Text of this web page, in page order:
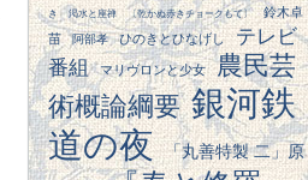
き 渇水と座禅 〔乾かぬ赤きチョークもて〕
鈴木卓
苗
阿部孝 ひのきとひなげし
テレビ
番組
マリヴロンと少女
農民芸
術概論綱要 銀河鉄
道の夜
「丸善特製 二」原